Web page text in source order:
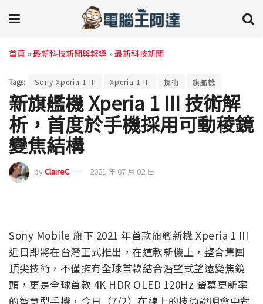
首頁 »最新科技新聞與報導 »最新科技新聞
Tags: Sony Xperia 1 III Xperia 1 III 技術 旗艦機
新旗艦機 Xperia 1 III 技術解
析，首度於手機採用可動稜鏡
變焦結構
byClaireC 2021 年 07 月 02 日
Sony Mobile 旗下 2021 年首款旗艦新機 Xperia 1 III
近日即將在台灣正式推出，在這款新機上，整合集團
頂尖技術，不僅擁有全球首款結合潛望式望遠變焦鏡
頭，更是全球首款 4K HDR OLED 120Hz 螢幕更新率
的智慧型手機，今日（7/2）在線上的技術說明會中對